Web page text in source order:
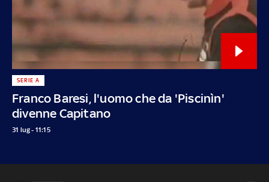
Franco Baresi, l'uomo che da 'Piscinìn'
divenne Capitano
SERIE A
31 lug - 11:15